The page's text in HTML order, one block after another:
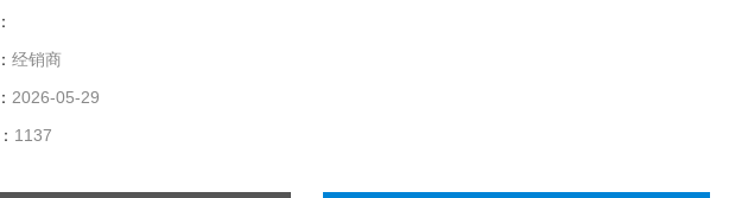
经销商
2026-05-29
1137